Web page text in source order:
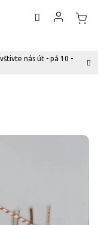
nás út - pá 10 -